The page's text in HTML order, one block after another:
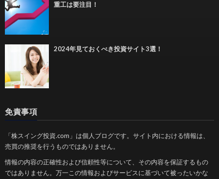
重工は要注目！
2024年見ておくべき投資サイト3選！
免責事項
「株スイング投資.com」は個人ブログです。サイト内における情報は、
売買の推奨を行うものではありません。
情報の内容の正確性および信頼性等について、その内容を保証するもの
ではありません。万一この情報およびサービスに基づいて被ったいかな